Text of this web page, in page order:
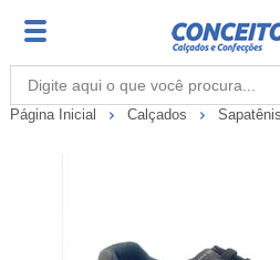
Página Inicial Calçados Sapatênis